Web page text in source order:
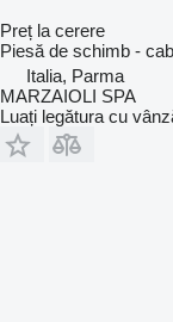
Preț la cerere
Piesă de schimb -
Italia, Parma
MARZAIOLI SPA
Luați legătura cu